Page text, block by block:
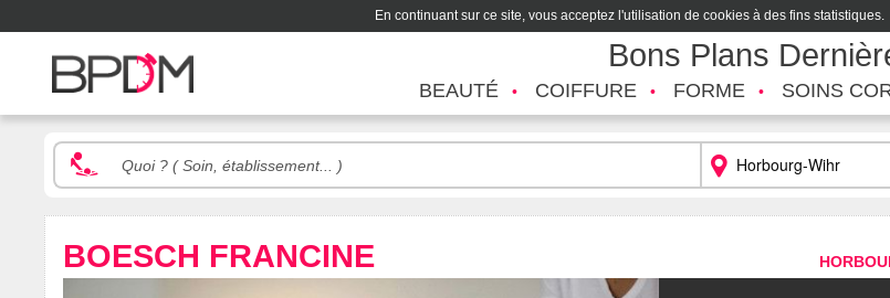
En continuant sur ce site, vous acceptez l'utilisation de cookies à des fins statistiques.
Bons Plans
BEAUTÉ COIFFURE FORME SOINS
BOESCH FRANCINE